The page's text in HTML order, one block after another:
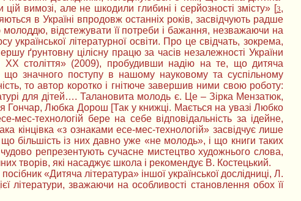
вимозі, але не шкодили глибині і серйозності змісту» [3,
в Україні впродовж останніх років, засвідчують радше
молоддю, відстежувати її потреби і бажання, незважаючи на
української літературної освіти. Про це свідчать, зокрема,
ґрунтовну цілісну працю за часів незалежності України
ХХ століття» (2009), пробудивши надію на те, що дитяча
що значного поступу в нашому науковому та суспільному
то автор коротко і гнітюче завершив ними свою роботу:
для дітей…. Талановита молодь є. Це – Зірка Мензатюк,
Любка Дорош [Так у книжці. Мається на увазі Любко
технологій бере на себе відповідальність за ідейне,
кінцівка «з ознаками есе-мес-технологій» засвідчує лише
більшість із них давно уже «не молодь», і що книги таких
репрезентують сучасне мистецтво художнього слова,
творів, які насаджує школа і рекомендує В. Костецький.
«Дитяча література» іншої української дослідниці, Л.
літератури, зважаючи на особливості становлення обох її